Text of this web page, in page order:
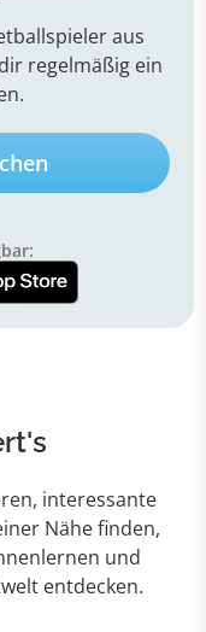
aus
regelmäßig ein
interessante
Nähe finden,
und
entdecken.